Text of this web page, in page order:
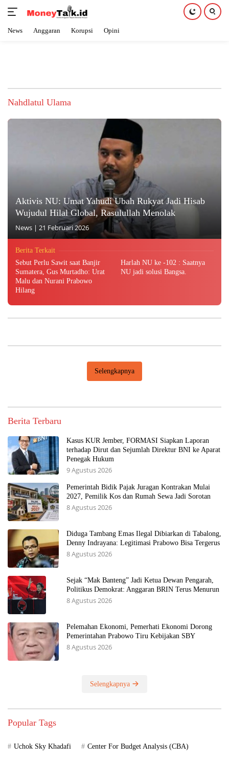
News Anggaran Korupsi Opini
Nahdlatul Ulama
Aktivis NU: Umat Yahudi Ubah Rukyat Jadi Hisab
Wujudul Hilal Global, Rasulullah Menolak
News | 21 Februari 2026
Berita Terkait
Sebut Perlu Sawit saat Banjir
Sumatera, Gus Murtadho: Urat
Malu dan Nurani Prabowo
Hilang
Harlah NU ke -102 : Saatnya
NU jadi solusi Bangsa.
Selengkapnya
Berita Terbaru
Kasus KUR Jember, FORMASI Siapkan Laporan
terhadap Dirut dan Sejumlah Direktur BNI ke Aparat
Penegak Hukum
9 Agustus 2026
Pemerintah Bidik Pajak Juragan Kontrakan Mulai
2027, Pemilik Kos dan Rumah Sewa Jadi Sorotan
8 Agustus 2026
Diduga Tambang Emas Ilegal Dibiarkan di Tabalong,
Denny Indrayana: Legitimasi Prabowo Bisa Tergerus
8 Agustus 2026
Sejak “Mak Banteng” Jadi Ketua Dewan Pengarah,
Politikus Demokrat: Anggaran BRIN Terus Menurun
8 Agustus 2026
Pelemahan Ekonomi, Pemerhati Ekonomi Dorong
Pemerintahan Prabowo Tiru Kebijakan SBY
8 Agustus 2026
Selengkapnya
Popular Tags
Uchok Sky Khadafi Center For Budget Analysis (CBA)